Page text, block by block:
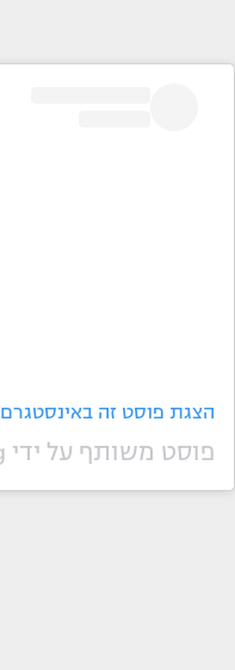
הצגת פוסט זה באינסטגרם
פוסט משותף על ידי ‏‎Mirit Grinberg‎‏ (@‏‎miritgrinberg‎‏)